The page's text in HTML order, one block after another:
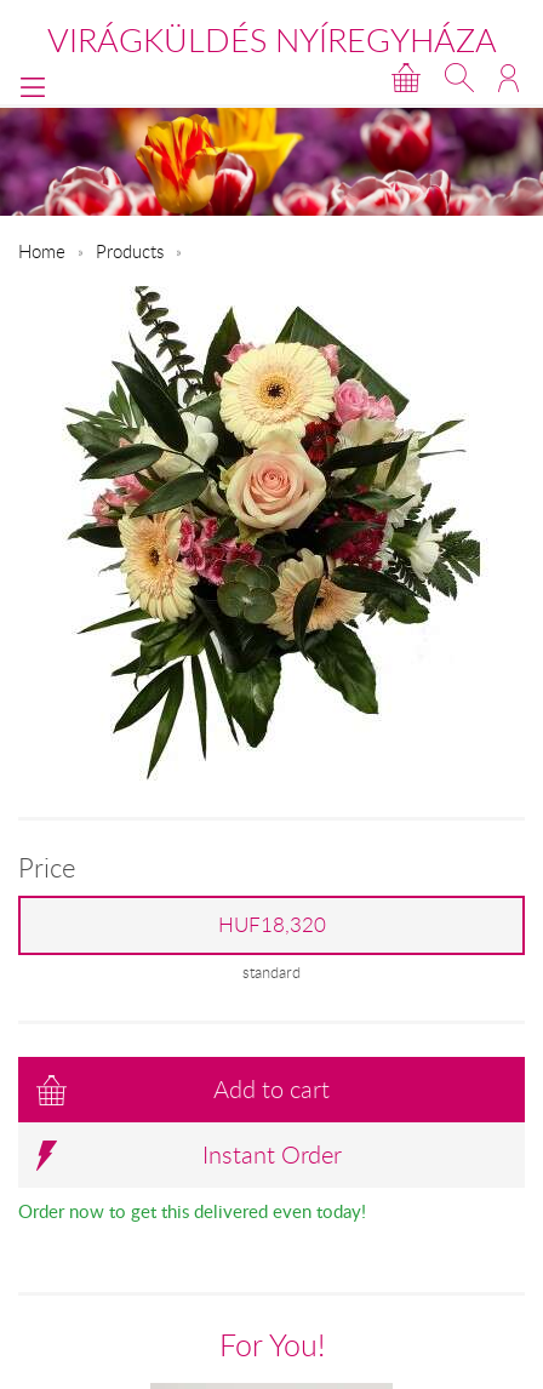
VIRÁGKÜLDÉS NYÍREGYHÁZA
Home Products
Price
HUF18,320
standard
Add to cart
Instant Order
Order now to get this delivered even today!
For You!